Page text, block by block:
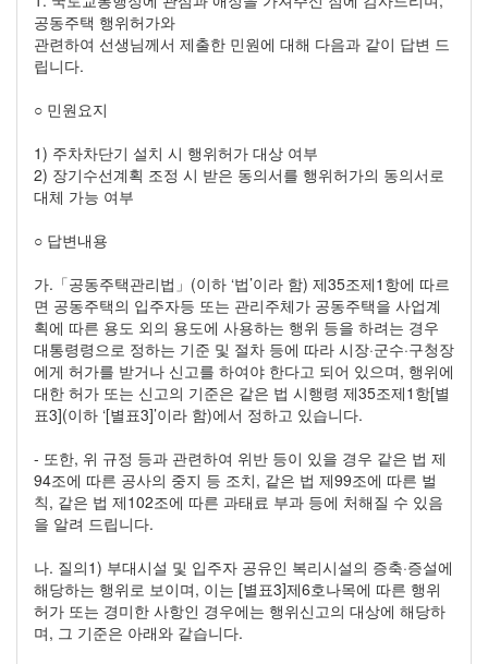
공동주택 행위허가와
관련하여 선생님께서 제출한 민원에 대해 다음과 같이 답변 드
립니다.
○ 민원요지
1) 주차차단기 설치 시 행위허가 대상 여부
2) 장기수선계획 조정 시 받은 동의서를 행위허가의 동의서로
대체 가능 여부
○ 답변내용
가.「공동주택관리법」(이하 ‘법’이라 함) 제35조제1항에 따르
면 공동주택의 입주자등 또는 관리주체가 공동주택을 사업계
획에 따른 용도 외의 용도에 사용하는 행위 등을 하려는 경우
대통령령으로 정하는 기준 및 절차 등에 따라 시장·군수·구청장
에게 허가를 받거나 신고를 하여야 한다고 되어 있으며, 행위에
대한 허가 또는 신고의 기준은 같은 법 시행령 제35조제1항[별
표3](이하 ‘[별표3]’이라 함)에서 정하고 있습니다.
- 또한, 위 규정 등과 관련하여 위반 등이 있을 경우 같은 법 제
94조에 따른 공사의 중지 등 조치, 같은 법 제99조에 따른 벌
칙, 같은 법 제102조에 따른 과태료 부과 등에 처해질 수 있음
을 알려 드립니다.
나. 질의1) 부대시설 및 입주자 공유인 복리시설의 증축·증설에
해당하는 행위로 보이며, 이는 [별표3]제6호나목에 따른 행위
허가 또는 경미한 사항인 경우에는 행위신고의 대상에 해당하
며, 그 기준은 아래와 같습니다.